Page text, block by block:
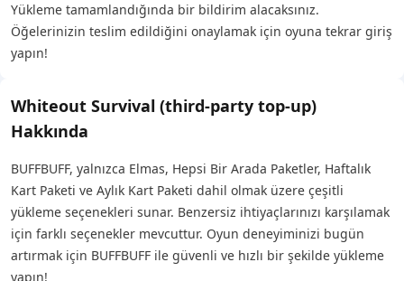
Yükleme tamamlandığında bir bildirim alacaksınız.
Öğelerinizin teslim edildiğini onaylamak için oyuna tekrar giriş
yapın!
Whiteout Survival (third-party top-up)
Hakkında
BUFFBUFF, yalnızca Elmas, Hepsi Bir Arada Paketler, Haftalık
Kart Paketi ve Aylık Kart Paketi dahil olmak üzere çeşitli
yükleme seçenekleri sunar. Benzersiz ihtiyaçlarınızı karşılamak
için farklı seçenekler mevcuttur. Oyun deneyiminizi bugün
artırmak için BUFFBUFF ile güvenli ve hızlı bir şekilde yükleme
yapın!